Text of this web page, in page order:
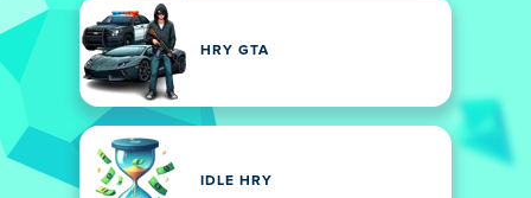
HRY GTA
IDLE HRY